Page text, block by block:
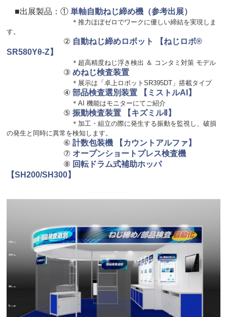
■出展製品：① 単軸自動ねじ締め機（参考出展）
＊推力ほぼゼロでワークに優しい締結を実現しま
す。
② 自動ねじ締めロボット 【ねじロボ®
SR580Yθ-Z】
＊超高精度ねじ浮き検出 ＆ コンタミ対策 モデル
③ めねじ検査装置
＊展示は「卓上ロボットSR395DT」搭載タイプ
④ 部品検査選別装置 【ミストルAI】
＊AI 機能はモニターにてご紹介
⑤ 振動検査装置 【キズミルⅡ】
＊加工・組立の際に発生する振動を監視し、破損
の発生と同時に異常を検知します。
⑥ 計数包装機 【カウントアルファ】
⑦ オープンショートプレス検査機
⑧ 回転ドラム式補助ホッパ
【SH200/SH300】